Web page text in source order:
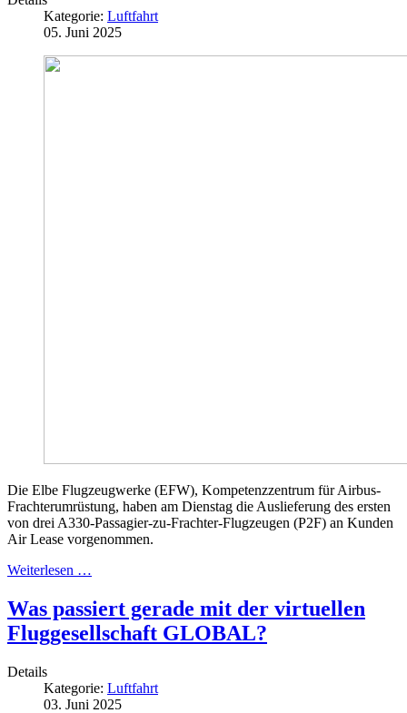
Kategorie: Luftfahrt
05. Juni 2025
Die Elbe Flugzeugwerke (EFW), Kompetenzzentrum für Airbus-
Frachterumrüstung, haben am Dienstag die Auslieferung des ersten
von drei A330-Passagier-zu-Frachter-Flugzeugen (P2F) an Kunden
Air Lease vorgenommen.
Weiterlesen …
Was passiert gerade mit der virtuellen
Fluggesellschaft GLOBAL?
Details
Kategorie: Luftfahrt
03. Juni 2025